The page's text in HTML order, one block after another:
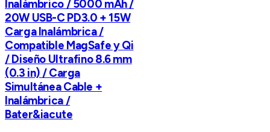
Inalámbrico / 5000 mAh /
20W USB-C PD3.0 + 15W
Carga Inalámbrica /
Compatible MagSafe y Qi
/ Diseño Ultrafino 8.6 mm
(0.3 in) / Carga
Simultánea Cable +
Inalámbrica /
Bater&iacute